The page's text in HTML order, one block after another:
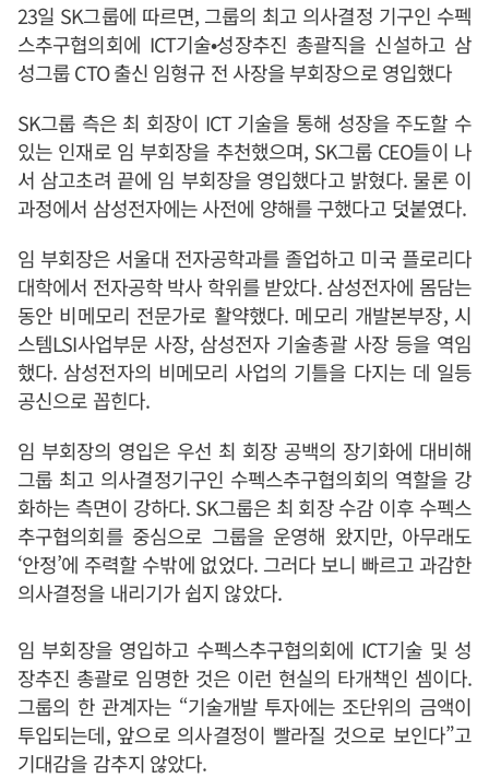
23일 SK그룹에 따르면, 그룹의 최고 의사결정 기구인 수펙
스추구협의회에 ICT기술•성장추진 총괄직을 신설하고 삼
성그룹 CTO 출신 임형규 전 사장을 부회장으로 영입했다
SK그룹 측은 최 회장이 ICT 기술을 통해 성장을 주도할 수
있는 인재로 임 부회장을 추천했으며, SK그룹 CEO들이 나
서 삼고초려 끝에 임 부회장을 영입했다고 밝혔다. 물론 이
과정에서 삼성전자에는 사전에 양해를 구했다고 덧붙였다.
임 부회장은 서울대 전자공학과를 졸업하고 미국 플로리다
대학에서 전자공학 박사 학위를 받았다. 삼성전자에 몸담는
동안 비메모리 전문가로 활약했다. 메모리 개발본부장, 시
스템LSI사업부문 사장, 삼성전자 기술총괄 사장 등을 역임
했다. 삼성전자의 비메모리 사업의 기틀을 다지는 데 일등
공신으로 꼽힌다.
임 부회장의 영입은 우선 최 회장 공백의 장기화에 대비해
그룹 최고 의사결정기구인 수펙스추구협의회의 역할을 강
화하는 측면이 강하다. SK그룹은 최 회장 수감 이후 수펙스
추구협의회를 중심으로 그룹을 운영해 왔지만, 아무래도
‘안정’에 주력할 수밖에 없었다. 그러다 보니 빠르고 과감한
의사결정을 내리기가 쉽지 않았다.
임 부회장을 영입하고 수펙스추구협의회에 ICT기술 및 성
장추진 총괄로 임명한 것은 이런 현실의 타개책인 셈이다.
그룹의 한 관계자는 “기술개발 투자에는 조단위의 금액이
투입되는데, 앞으로 의사결정이 빨라질 것으로 보인다”고
기대감을 감추지 않았다.